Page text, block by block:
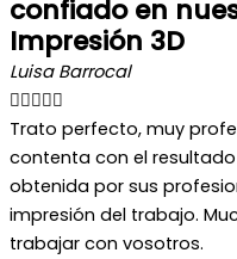
confiado en
Impresión 3D
Luisa Barrocal

Trato perfecto, muy
contenta con el
obtenida por sus
impresión del trabajo.
trabajar con vosotros.